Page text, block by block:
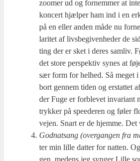
zoo­mer ud og for­nem­mer at
kon­cert hjæl­per ham ind i en
på en eller anden måde nu
la­ri­tet af livs­be­gi­ven­he­der de
ting der er sket i deres sam­liv.
det sto­re per­spek­tiv synes at
sær form for hel­hed. Så meget
bort gen­nem tiden og erstat­tet
der Fuge er for­ble­vet inva­ri­ant
tryk­ker på spe­e­de­ren og føler
vej­en. Snart er de hjem­me. Det
God­natsang (over­gan­gen fra
ter min lil­le dat­ter for nat­ten.
gen, medens jeg syn­ger Lil­le